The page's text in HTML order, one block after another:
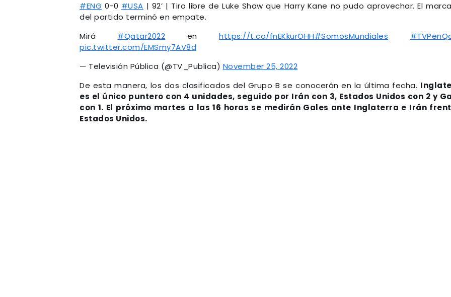
#ENG 0-0 #USA | 92’ | Tiro libre de Luke Shaw que Harry Kane no pudo aprovechar. El
del partido terminó en empate.
Mirá #Qatar2022 enhttps://t.co/fnEKkurOHH#SomosMundiales
pic.twitter.com/EMSmy7AV8d
— Televisión Pública (@TV_Publica) November 25, 2022
De esta manera, los dos clasificados del Grupo B se conocerán en la última fecha.
es el único puntero con 4 unidades, seguido por Irán con 3, Estados Unidos con 2 y
con 1. El próximo martes a las 16 horas se medirán Gales ante Inglaterra e Irán
Estados Unidos.